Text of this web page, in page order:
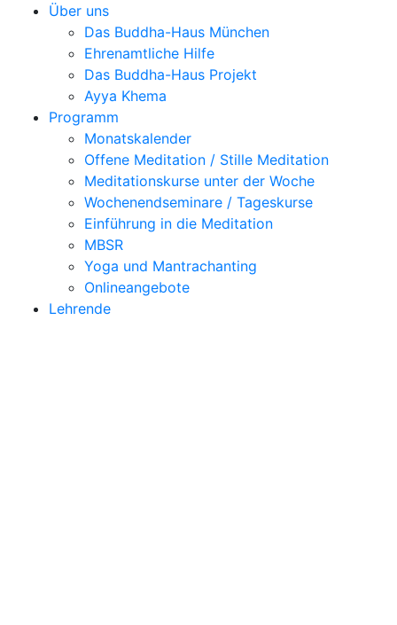
Über uns
Das Buddha-Haus München
Ehrenamtliche Hilfe
Das Buddha-Haus Projekt
Ayya Khema
Programm
Monatskalender
Offene Meditation / Stille Meditation
Meditationskurse unter der Woche
Wochenendseminare / Tageskurse
Einführung in die Meditation
MBSR
Yoga und Mantrachanting
Onlineangebote
Lehrende